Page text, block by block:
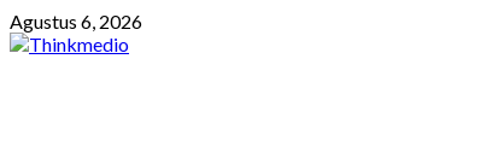
Skip
to
Agustus 6, 2026